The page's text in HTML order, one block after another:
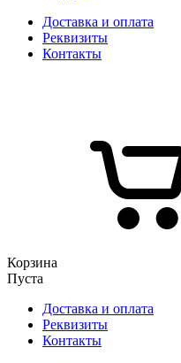
Доставка и оплата
Реквизиты
Контакты
Корзина
Пуста
Доставка и оплата
Реквизиты
Контакты